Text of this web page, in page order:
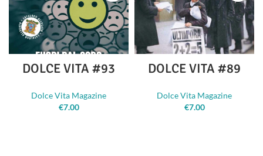
DOLCE VITA #93
Dolce Vita Magazine
€7.00
DOLCE VITA #89
Dolce Vita Magazine
€7.00